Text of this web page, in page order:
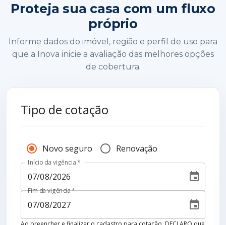
Proteja sua casa com um fluxo
próprio
Informe dados do imóvel, região e perfil de uso para
que a Inova inicie a avaliação das melhores opções
de cobertura.